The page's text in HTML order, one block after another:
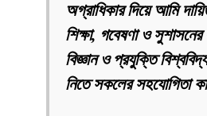
অগ্রাধিকার দিয়ে আমি
শিক্ষা, গবেষণা ও
বিজ্ঞান ও প্রযুক্তি
নিতে সকলের সহযোগিতা